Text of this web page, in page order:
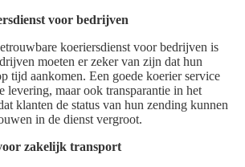
voor bedrijven
koeriersdienst voor bedrijven is
moeten er zeker van zijn dat hun
tijd aankomen. Een goede koerier service
levering, maar ook transparantie in het
klanten de status van hun zending kunnen
in de dienst vergroot.
zakelijk transport